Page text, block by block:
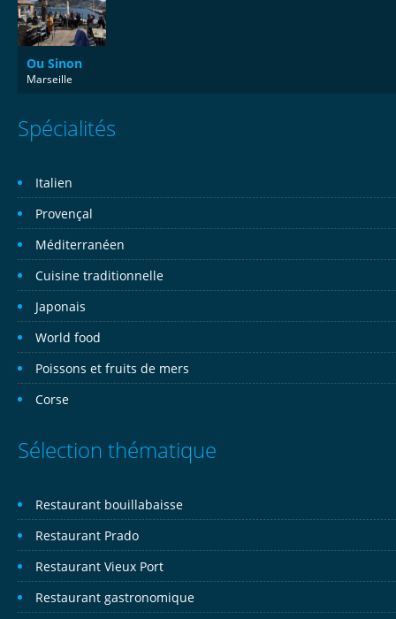
Ou Sinon
Marseille
Spécialités
Italien
Provençal
Méditerranéen
Cuisine traditionnelle
Japonais
World food
Poissons et fruits de mers
Corse
Sélection thématique
Restaurant bouillabaisse
Restaurant Prado
Restaurant Vieux Port
Restaurant gastronomique